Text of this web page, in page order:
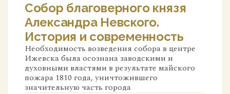
Собор благоверного князя
Александра Невского.
История и современность
Необходимость возведения собора в центре
Ижевска была осознана заводскими и
духовными властями в результате майского
пожара 1810 года, уничтожившего
значительную часть города